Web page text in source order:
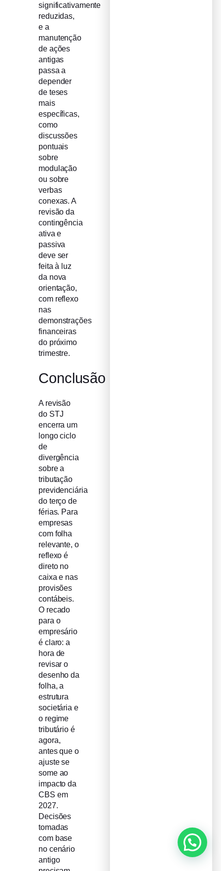
significativamente
reduzidas,
e a
manutenção
de ações
antigas
passa a
depender
de teses
mais
específicas,
como
discussões
pontuais
sobre
modulação
ou sobre
verbas
conexas. A
revisão da
contingência
ativa e
passiva
deve ser
feita à luz
da nova
orientação,
com reflexo
nas
demonstrações
financeiras
do próximo
trimestre.
Conclusão
A revisão
do STJ
encerra um
longo ciclo
de
divergência
sobre a
tributação
previdenciária
do terço de
férias. Para
empresas
com folha
relevante, o
reflexo é
direto no
caixa e nas
provisões
contábeis.
O recado
para o
empresário
é claro: a
hora de
revisar o
desenho da
folha, a
estrutura
societária e
o regime
tributário é
agora,
antes que o
ajuste se
some ao
impacto da
CBS em
2027.
Decisões
tomadas
com base
no cenário
antigo